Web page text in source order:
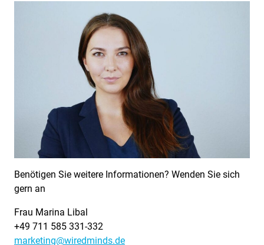
Benötigen Sie weitere Informationen? Wenden Sie sich
gern an
Frau Marina Libal
+49 711 585 331-332
marketing@wiredminds.de